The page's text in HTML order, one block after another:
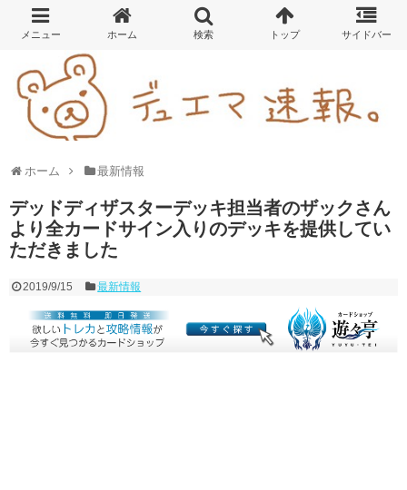
ホーム 最新情報
デッドディザスターデッキ担当者のザックさん
より全カードサイン入りのデッキを提供してい
ただきました
2019/9/15 最新情報